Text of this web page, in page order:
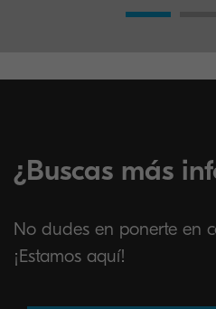
¿Buscas más
No dudes en ponerte en
¡Estamos aquí!